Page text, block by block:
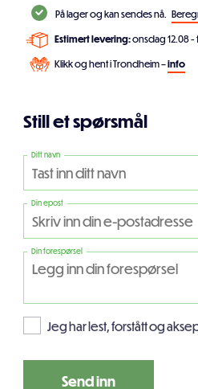
På lager og kan sendes nå.
Estimert levering:onsdag 12.08 -
Klikk og hent i Trondheim –info
Still et spørsmål
Ditt navn
Din epost
Din forespørsel
Jeg har lest, forstått og